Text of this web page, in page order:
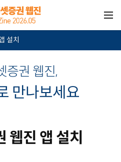
설치
증권 웹진,
만나보세요
웹진 앱 설치